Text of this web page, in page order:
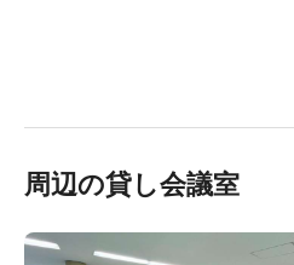
・消費税等が変更となった場
の税率で算出した金額に当然
周辺の貸し会議室